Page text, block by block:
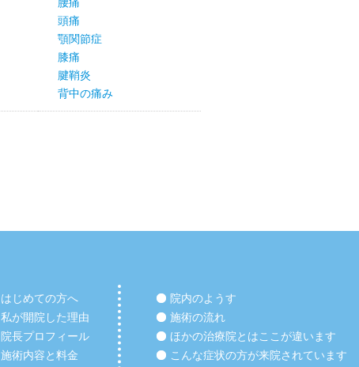
頭痛
顎関節症
膝痛
腱鞘炎
背中の痛み
はじめての方へ
私が開院した理由
院長プロフィール
施術内容と料金
院内のようす
施術の流れ
ほかの治療院とはここが違います
こんな症状の方が来院されています